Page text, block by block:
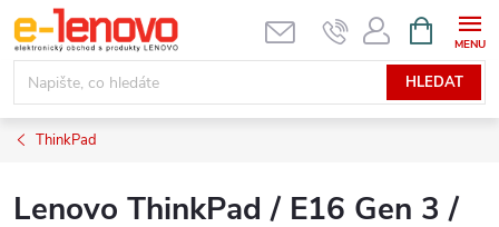
Přejít
na
obsah
HLEDAT
NÁKUPNÍ
KOŠÍK
ThinkPad
Lenovo ThinkPad / E16 Gen 3 /